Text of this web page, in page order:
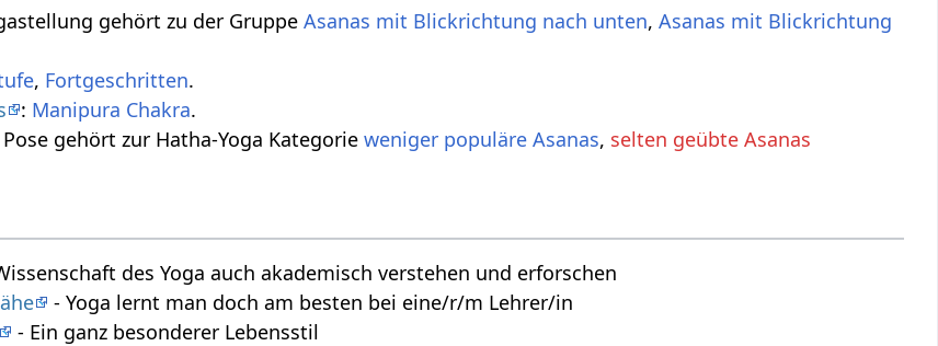
gehört zu der GruppeAsanas mit Blickrichtung nach unten,Asanas mit Blickrichtung
, Fortgeschritten.
: Manipura Chakra.
gehört zur Hatha-Yoga Kategorieweniger populäre Asanas, selten geübte Asanas
des Yoga auch akademisch verstehen und erforschen
- Yoga lernt man doch am besten bei eine/r/m Lehrer/in
- Ein ganz besonderer Lebensstil